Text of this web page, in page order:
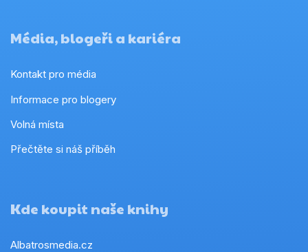
Média, blogeři a kariéra
Kontakt pro média
Informace pro blogery
Volná místa
Přečtěte si náš příběh
Kde koupit naše knihy
Albatrosmedia.cz